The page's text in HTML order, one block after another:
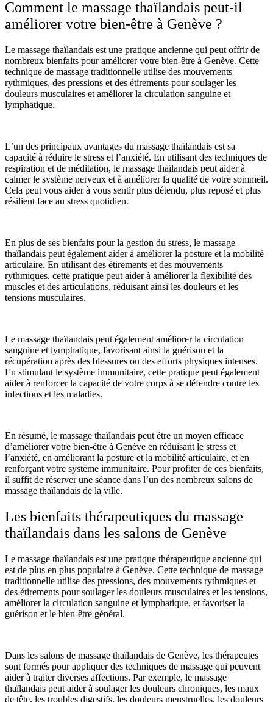
Comment le massage thaïlandais peut-il
améliorer votre bien-être à Genève ?
Le massage thaïlandais est une pratique ancienne qui peut offrir de
nombreux bienfaits pour améliorer votre bien-être à Genève. Cette
technique de massage traditionnelle utilise des mouvements
rythmiques, des pressions et des étirements pour soulager les
douleurs musculaires et améliorer la circulation sanguine et
lymphatique.
L’un des principaux avantages du massage thaïlandais est sa
capacité à réduire le stress et l’anxiété. En utilisant des techniques de
respiration et de méditation, le massage thaïlandais peut aider à
calmer le système nerveux et à améliorer la qualité de votre sommeil.
Cela peut vous aider à vous sentir plus détendu, plus reposé et plus
résilient face au stress quotidien.
En plus de ses bienfaits pour la gestion du stress, le massage
thaïlandais peut également aider à améliorer la posture et la mobilité
articulaire. En utilisant des étirements et des mouvements
rythmiques, cette pratique peut aider à améliorer la flexibilité des
muscles et des articulations, réduisant ainsi les douleurs et les
tensions musculaires.
Le massage thaïlandais peut également améliorer la circulation
sanguine et lymphatique, favorisant ainsi la guérison et la
récupération après des blessures ou des efforts physiques intenses.
En stimulant le système immunitaire, cette pratique peut également
aider à renforcer la capacité de votre corps à se défendre contre les
infections et les maladies.
En résumé, le massage thaïlandais peut être un moyen efficace
d’améliorer votre bien-être à Genève en réduisant le stress et
l’anxiété, en améliorant la posture et la mobilité articulaire, et en
renforçant votre système immunitaire. Pour profiter de ces bienfaits,
il suffit de réserver une séance dans l’un des nombreux salons de
massage thaïlandais de la ville.
Les bienfaits thérapeutiques du massage
thaïlandais dans les salons de Genève
Le massage thaïlandais est une pratique thérapeutique ancienne qui
est de plus en plus populaire à Genève. Cette technique de massage
traditionnelle utilise des pressions, des mouvements rythmiques et
des étirements pour soulager les douleurs musculaires et les tensions,
améliorer la circulation sanguine et lymphatique, et favoriser la
guérison et le bien-être général.
Dans les salons de massage thaïlandais de Genève, les thérapeutes
sont formés pour appliquer des techniques de massage qui peuvent
aider à traiter diverses affections. Par exemple, le massage
thaïlandais peut aider à soulager les douleurs chroniques, les maux
de tête, les troubles digestifs, les douleurs menstruelles, les douleurs